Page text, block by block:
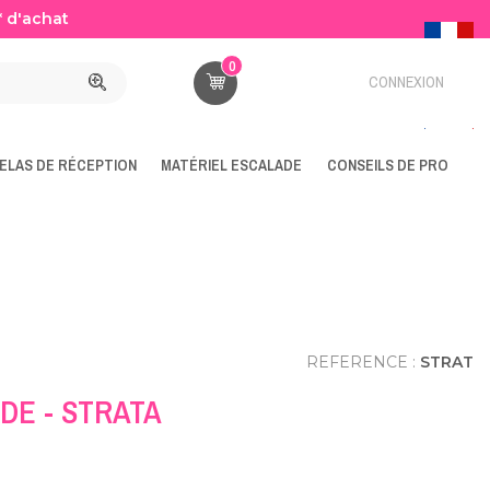
d'achat
0
CONNEXION
DE RÉCEPTION MATÉRIEL ESCALADE CONSEILS DE PRO
- STRATA
REFERENCE : STRAT